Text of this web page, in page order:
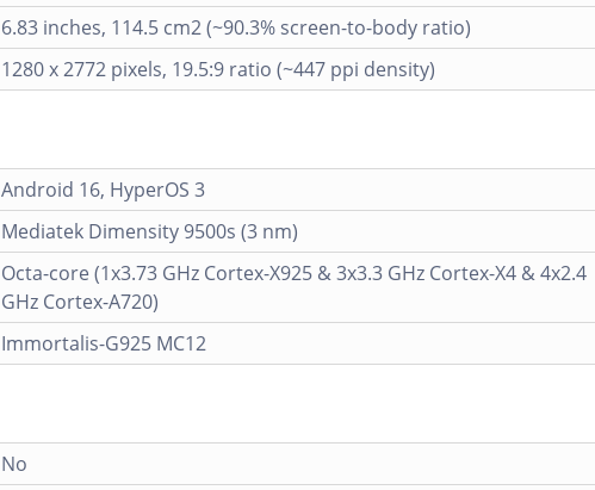
6.83 inches, 114.5 cm2 (~90.3% screen-to-body ratio)
1280 x 2772 pixels, 19.5:9 ratio (~447 ppi density)
Android 16, HyperOS 3
Mediatek Dimensity 9500s (3 nm)
Octa-core (1x3.73 GHz Cortex-X925 & 3x3.3 GHz Cortex-X4 & 4x2.4
GHz Cortex-A720)
Immortalis-G925 MC12
No